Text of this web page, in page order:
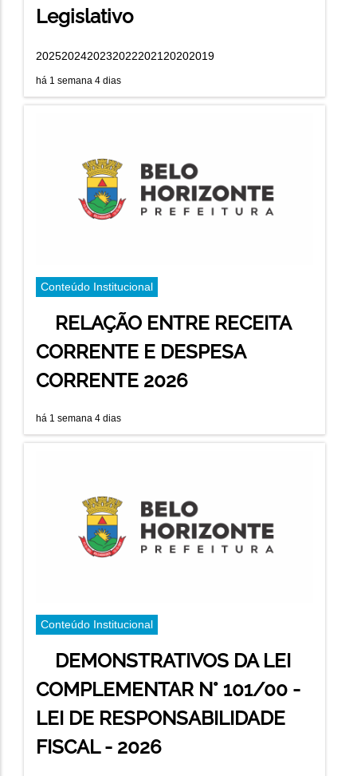
Legislativo
2025202420232022202120202019
há 1 semana 4 dias
Conteúdo Institucional
RELAÇÃO ENTRE RECEITA
CORRENTE E DESPESA
CORRENTE 2026
há 1 semana 4 dias
Conteúdo Institucional
DEMONSTRATIVOS DA LEI
COMPLEMENTAR N° 101/00 -
LEI DE RESPONSABILIDADE
FISCAL - 2026